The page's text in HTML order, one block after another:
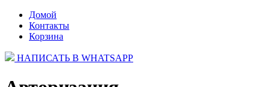
Домой
Контакты
Корзина
НАПИСАТЬ В WHATSAPP